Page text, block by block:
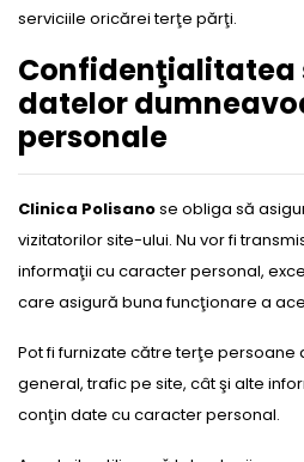
serviciile oricărei terţe părţi.
Confidenţialitatea
datelor
personale
Clinica Polisanose obliga să
vizitatorilor site-ului. Nu vor fi
informaţii cu caracter personal,
care asigură buna funcţionare a
Pot fi furnizate către terţe persoane
general, trafic pe site, cât şi alte
conţin date cu caracter personal.